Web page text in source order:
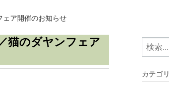
ェア開催のお知らせ
猫のダヤンフェア
カテゴリ